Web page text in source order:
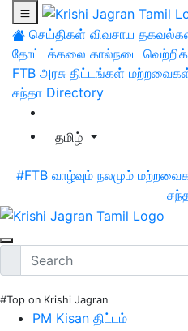
செய்திகள் விவசாய
தோட்டக்கலை கால்நடை
FTB அரசு திட்டங்கள்
சந்தா Directory
தமிழ்
#FTB வாழ்வும் நலமும்
#Top on Krishi Jagran
PM Kisan திட்டம்